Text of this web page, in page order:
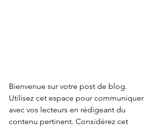
Bienvenue sur votre post de blog.
Utilisez cet espace pour communiquer
avec vos lecteurs en rédigeant du
contenu pertinent. Considérez cet